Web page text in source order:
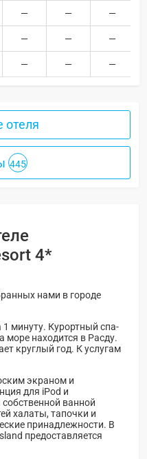
отеля
445
4*
нами в городе
минуту. Курортный спа-
море находится в Расду.
круглый год. К услугам
экраном и
для iPod и
ванной
халаты, тапочки и
принадлежности. В
предоставляется